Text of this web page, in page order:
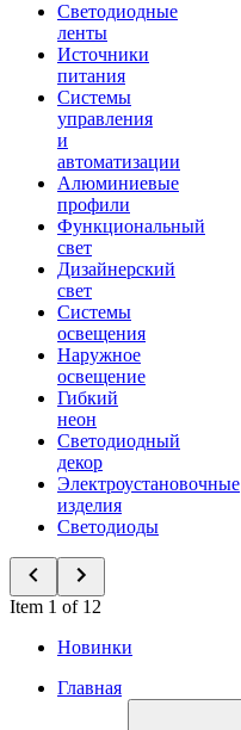
Светодиодные
ленты
Источники
питания
Системы
управления
и
автоматизации
Алюминиевые
профили
Функциональный
свет
Дизайнерский
свет
Системы
освещения
Наружное
освещение
Гибкий
неон
Светодиодный
декор
Электроустановочные
изделия
Светодиоды
Item 1 of 12
Новинки
Главная